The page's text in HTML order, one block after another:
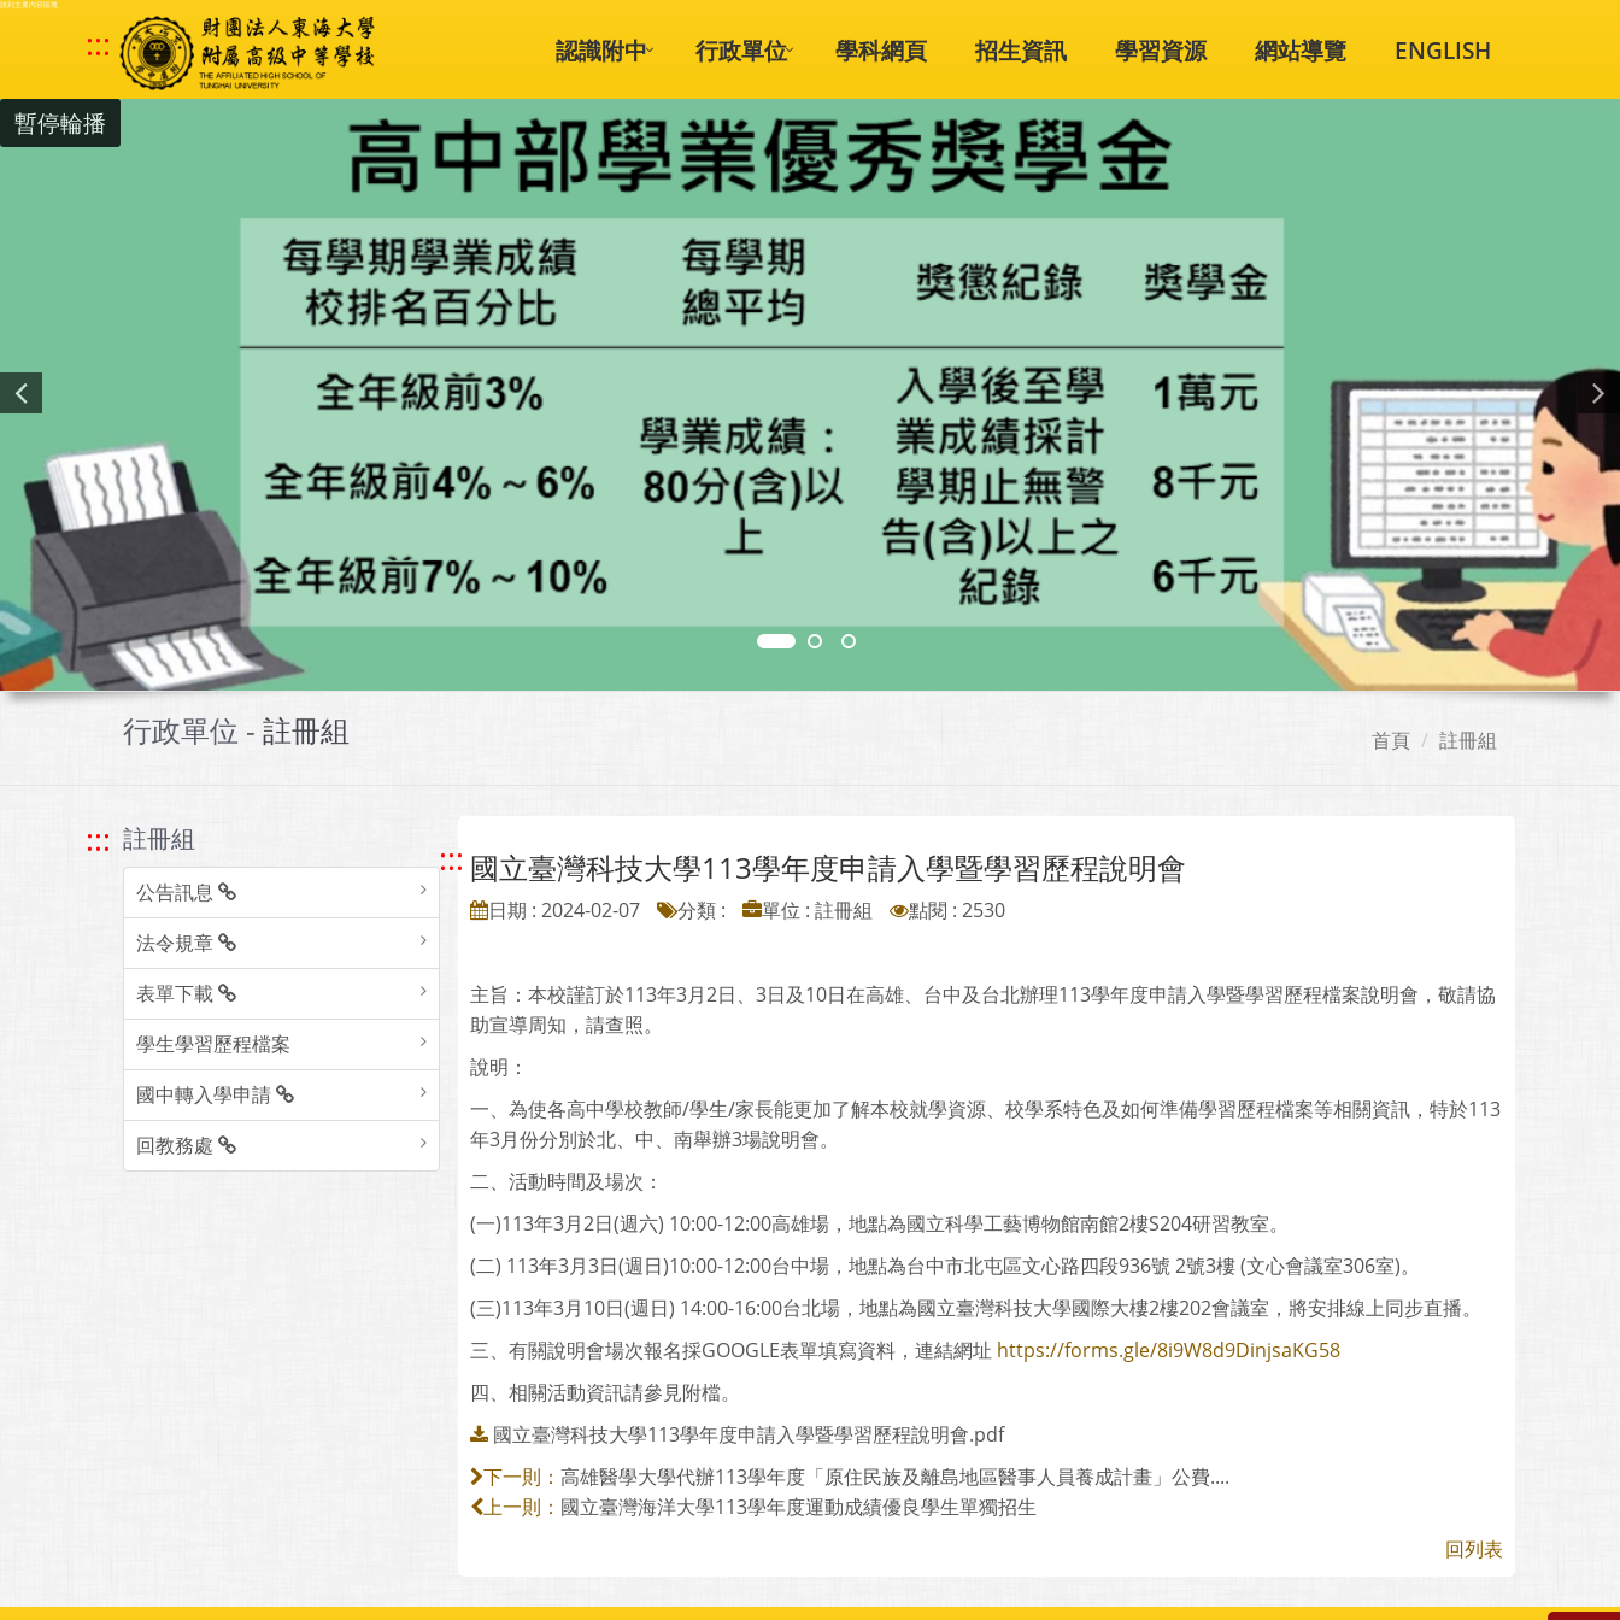
跳到主要內容區塊
::: 認識附中 行政單位 學科網頁 招生資訊 學習資源 網站導覽 ENGLISH
暫停輪播
行政單位 - 註冊組 首頁 註冊組
::: 註冊組
公告訊息
法令規章
表單下載
學生學習歷程檔案
國中轉入學申請
回教務處
::: 國立臺灣科技大學113學年度申請入學暨學習歷程說明會
日期 : 2024-02-07 分類 : 單位 : 註冊組 點閱 : 2530
主旨：本校謹訂於113年3月2日、3日及10日在高雄、台中及台北辦理113學年度申請入學暨學習歷程檔案說明會，敬請協
助宣導周知，請查照。
說明：
一、為使各高中學校教師/學生/家長能更加了解本校就學資源、校學系特色及如何準備學習歷程檔案等相關資訊，特於113
年3月份分別於北、中、南舉辦3場說明會。
二、活動時間及場次：
(一)113年3月2日(週六) 10:00-12:00高雄場，地點為國立科學工藝博物館南館2樓S204研習教室。
(二) 113年3月3日(週日)10:00-12:00台中場，地點為台中市北屯區文心路四段936號 2號3樓 (文心會議室306室)。
(三)113年3月10日(週日) 14:00-16:00台北場，地點為國立臺灣科技大學國際大樓2樓202會議室，將安排線上同步直播。
三、有關說明會場次報名採GOOGLE表單填寫資料，連結網址 https://forms.gle/8i9W8d9DinjsaKG58
四、相關活動資訊請參見附檔。
國立臺灣科技大學113學年度申請入學暨學習歷程說明會.pdf
下一則： 高雄醫學大學代辦113學年度「原住民族及離島地區醫事人員養成計畫」公費....
上一則： 國立臺灣海洋大學113學年度運動成績優良學生單獨招生
回列表